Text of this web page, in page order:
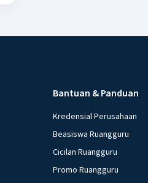
Bantuan & Panduan
Kredensial Perusahaan
Beasiswa Ruangguru
Cicilan Ruangguru
Promo Ruangguru